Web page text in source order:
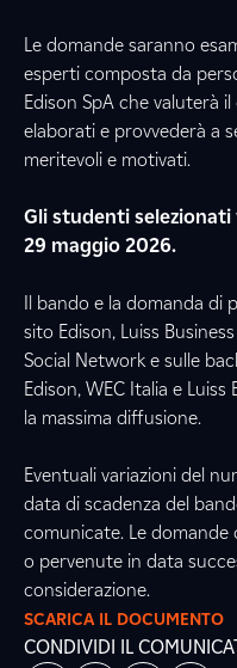
Le domande saranno
esperti composta da
Edison SpA che valuterà
elaborati e provvederà a
meritevoli e motivati.
Gli studenti
29 maggio 2026.
Il bando e la domanda di
sito Edison, Luiss
Social Network e sulle
Edison, WEC Italia e
la massima diffusione.
Eventuali variazioni del
data di scadenza del
comunicate. Le
o pervenute in data
considerazione.
SCARICA IL DOCUMENTO
CONDIVIDI IL